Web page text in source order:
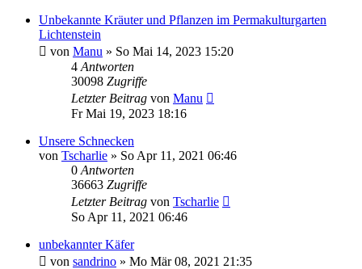
Unbekannte Kräuter und Pflanzen im Permakulturgarten
Lichtenstein
von Manu » So Mai 14, 2023 15:20
4 Antworten
30098 Zugriffe
Letzter Beitrag von Manu
Fr Mai 19, 2023 18:16
Unsere Schnecken
von Tscharlie » So Apr 11, 2021 06:46
0 Antworten
36663 Zugriffe
Letzter Beitrag von Tscharlie
So Apr 11, 2021 06:46
unbekannter Käfer
von sandrino » Mo Mär 08, 2021 21:35